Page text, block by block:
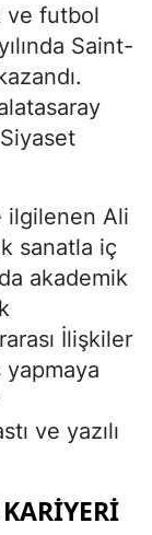
ve futbol
Saint-
ilgilenen Ali
sanatla iç
akademik
İlişkiler
yapmaya
ve yazılı